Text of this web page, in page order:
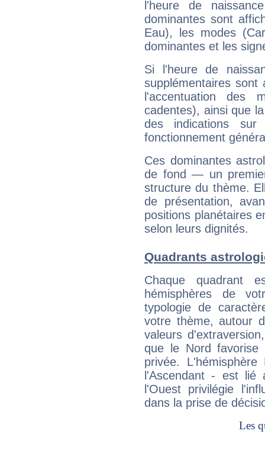
l'heure de
dominantes sont
Eau), les modes
dominantes et les
Si l'heure de
supplémentaires sont
l'accentuation des
cadentes), ainsi que
des indications sur
fonctionnement
Ces dominantes
de fond — un
structure du thème.
de présentation,
positions planétaires
selon leurs dignités.
Quadrants
Chaque quadrant
hémisphères de
typologie de
votre thème, autour
valeurs
que le Nord favorise
privée.
l'Ascendant - est
l'Ouest privilégie
dans la prise de